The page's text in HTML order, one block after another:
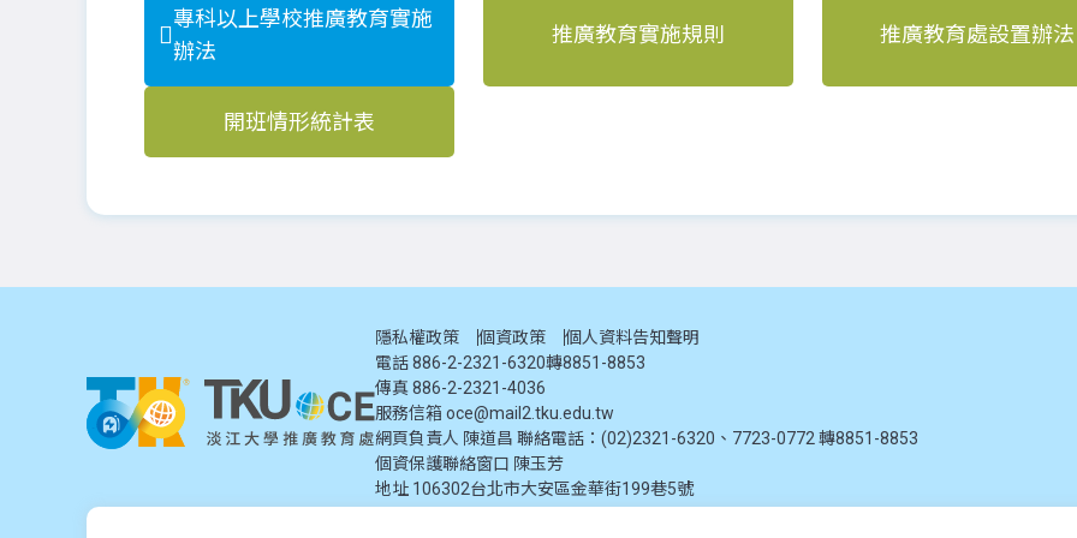
專科以上學校推廣教育實施
辦法
推廣教育實施規則 推廣教育處設置辦法
開班情形統計表
隱私權政策 個資政策
個人資料告知聲明
電話 886-2-2321-6320轉8851-8853
傳真 886-2-2321-4036
服務信箱 oce@mail2.tku.edu.tw
網頁負責人 陳道昌 聯絡電話：(02)2321-6320、7723-0772 轉8851-8853
個資保護聯絡窗口 陳玉芳
地址 106302台北市大安區金華街199巷5號